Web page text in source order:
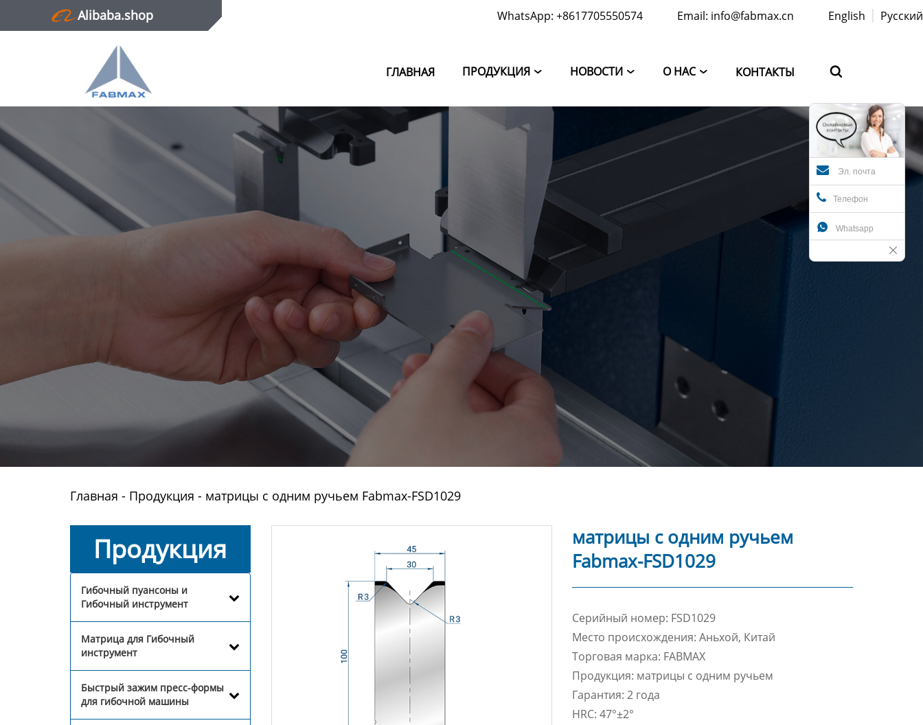
Alibaba.shop WhatsApp: +8617705550574 Email: info@fabmax.cn English Русский
ГЛАВНАЯ ПРОДУКЦИЯ  НОВОСТИ  О НАС  КОНТАКТЫ 
Главная
Контактная информация
Эл. почта
Телефон
 Whatsapp
Главная - Продукция - матрицы с одним ручьем Fabmax-FSD1029
Продукция
Гибочный пуансоны и
Гибочный инструмент
Матрица для Гибочный
инструмент
Быстрый зажим пресс-формы
для гибочной машины
матрицы с одним ручьем
Fabmax-FSD1029
Cерийный номер: FSD1029
Место происхождения: Аньхой, Китай
Торговая марка: FABMAX
Продукция: матрицы с одним ручьем
Гарантия: 2 года
HRC: 47°±2°